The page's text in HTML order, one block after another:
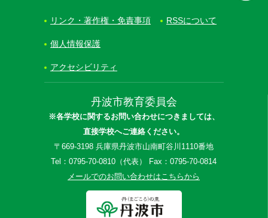
丹波市教育委員会
※各学校に関するお問い合わせにつきましては、
直接学校へご連絡ください。
〒669-3198 兵庫県丹波市山南町谷川1110番地
Tel：0795-70-0810（代表） Fax：0795-70-0814
メールでのお問い合わせはこちらから
リンク・著作権・免責事項 RSSについて
個人情報保護
アクセシビリティ